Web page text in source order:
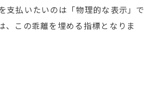
支払いたいのは「物理的な表示」で
、この乖離を埋める指標となりま